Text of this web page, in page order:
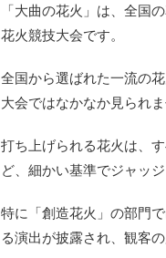
「大曲の花火」は、全国
花火競技大会です。
全国から選ばれた一流の
大会ではなかなか見られま
打ち上げられる花火は、
ど、細かい基準でジャッジ
特に「創造花火」の部門
る演出が披露され、観客の